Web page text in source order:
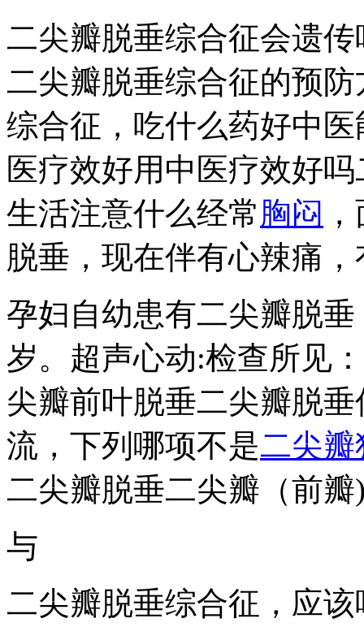
二尖瓣脱垂综合征会遗
二尖瓣脱垂综合征的预
综合征，吃什么药好中
医疗效好用中医疗效好
生活注意什么经常胸闷
脱垂，现在伴有心辣痛，
孕妇自幼患有二尖瓣脱
岁。超声心动:检查所见
尖瓣前叶脱垂二尖瓣脱
流，下列哪项不是二尖瓣
二尖瓣脱垂二尖瓣（前
与
二尖瓣脱垂综合征，应